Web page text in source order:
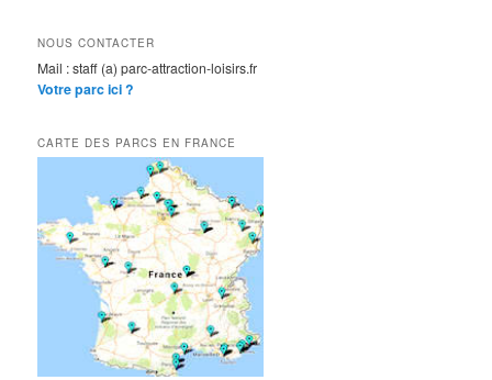
NOUS CONTACTER
Mail : staff (a) parc-attraction-loisirs.fr
Votre parc ici ?
CARTE DES PARCS EN FRANCE